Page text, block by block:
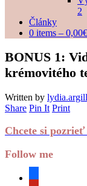
2
Články
0 items – 0,00€
BONUS 1:
krémovitého
Written by
Share Pin It Print
Chcete si
Follow me